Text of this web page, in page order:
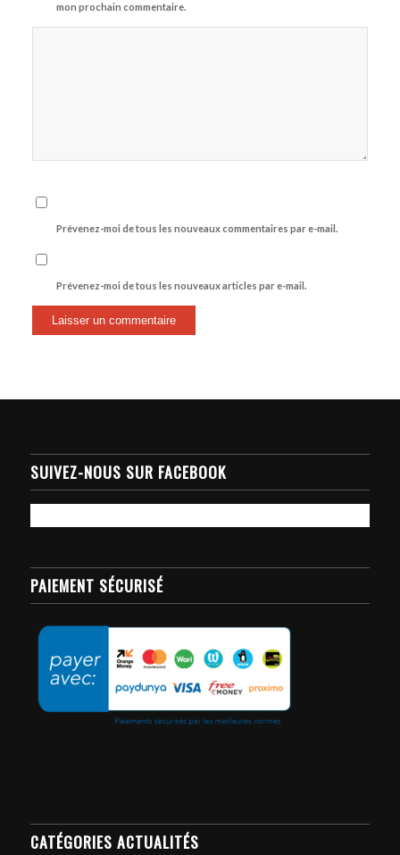
mon prochain commentaire.
Prévenez-moi de tous les nouveaux commentaires par e-mail.
Prévenez-moi de tous les nouveaux articles par e-mail.
SUIVEZ-NOUS SUR FACEBOOK
PAIEMENT SÉCURISÉ
CATÉGORIES ACTUALITÉS